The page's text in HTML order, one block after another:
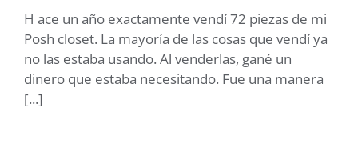
¡He aumentado mis ventas!
H ace un año exactamente vendí 72 piezas de mi
Posh closet. La mayoría de las cosas que vendí ya
no las estaba usando. Al venderlas, gané un
dinero que estaba necesitando. Fue una manera
[...]